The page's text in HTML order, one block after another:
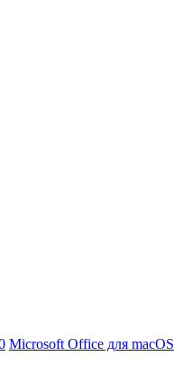
Microsoft Office для macOS